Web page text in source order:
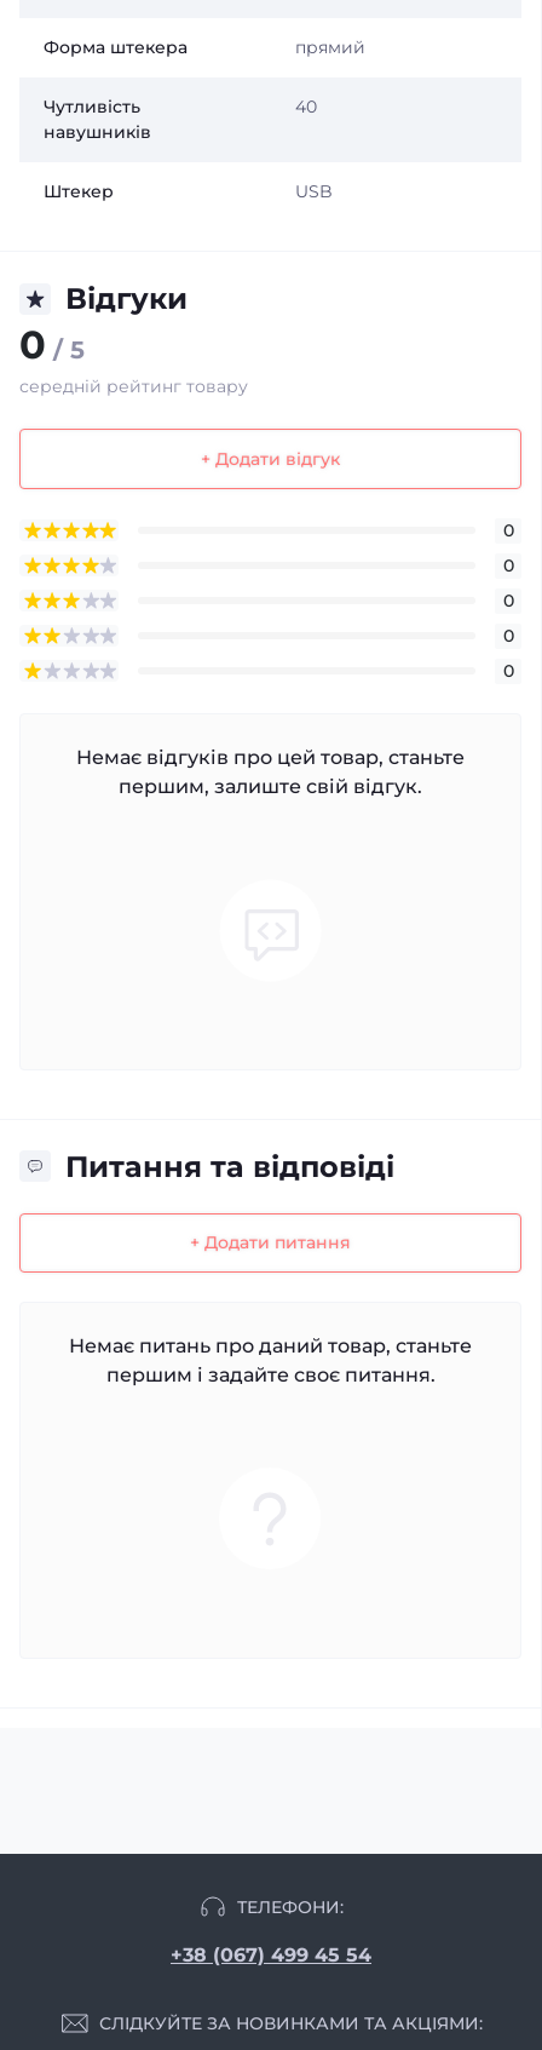
Форма штекера прямий
Чутливість
навушників
40
Штекер USB
Відгуки
0 / 5
середній рейтинг товару
+ Додати відгук
0
0
0
0
0
Немає відгуків про цей товар, станьте
першим, залиште свій відгук.
Питання та відповіді
+ Додати питання
Немає питань про даний товар, станьте
першим і задайте своє питання.
ТЕЛЕФОНИ:
+38 (067) 499 45 54
СЛІДКУЙТЕ ЗА НОВИНКАМИ ТА АКЦІЯМИ: